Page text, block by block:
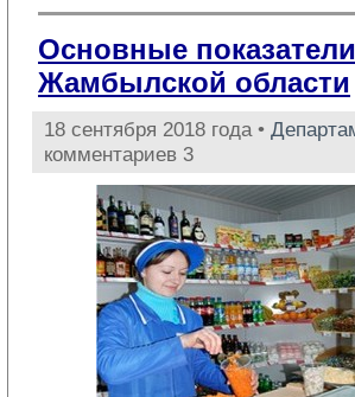
Основные
Жамбылской области
18 сентября 2018 года •
комментариев 3